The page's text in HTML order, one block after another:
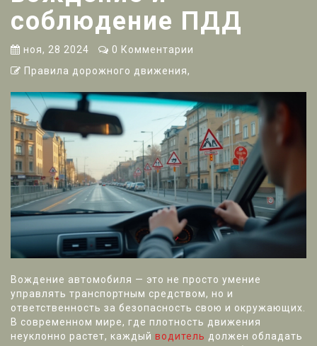
соблюдение ПДД
ноя, 28 2024
0 Комментарии
Правила дорожного движения,
Вождение автомобиля — это не просто умение
управлять транспортным средством, но и
ответственность за безопасность свою и окружающих.
В современном мире, где плотность движения
неуклонно растет, каждый водитель должен обладать